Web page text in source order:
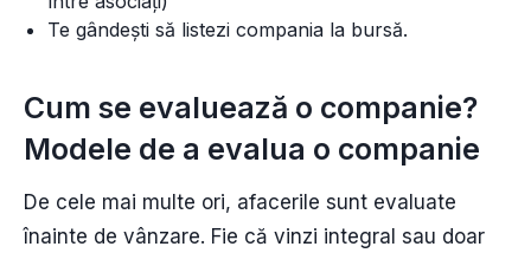
Te gândești să listezi compania la bursă.
Cum se evaluează o companie?
Modele de a evalua o companie
De cele mai multe ori, afacerile sunt evaluate
înainte de vânzare. Fie că vinzi integral sau doar